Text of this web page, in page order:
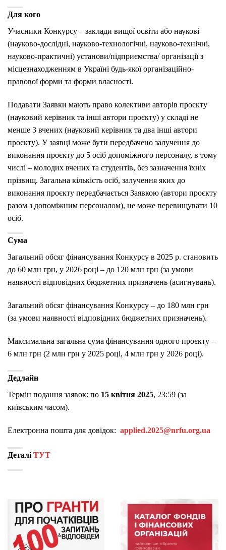
Для кого
Учасники Конкурсу – заклади вищої освіти або наукові
(науково-дослідні, науково-технологічні, науково-технічні,
науково-практичні) установи/підприємства/ організації з
місцезнаходженням в Україні будь-якої організаційно-
правової форми та форми власності.
Подавати Заявки мають право колективи авторів проєкту
(науковий керівник та інші автори проєкту) у складі не
менше 3 вчених (науковий керівник та два інші автори
проєкту). У заявці може бути передбачено залучення до
виконання проєкту до 5 осіб допоміжного персоналу, в тому
числі – молодих вчених та студентів, без зазначення їхніх
прізвищ. Загальна кількість осіб, залучення яких до
виконання проєкту передбачається Заявкою (автори проєкту
разом з допоміжним персоналом), не може перевищувати 10
осіб.
Сума
Загальний обсяг фінансування Конкурсу в 2025 р. становить
до 60 млн грн, у 2026 році – до 120 млн грн (за умови
наявності відповідних бюджетних призначень (асигнувань).
Загальний обсяг фінансування Конкурсу – до 180 млн грн
(за умови наявності відповідних бюджетних призначень).
Максимальна загальна сума фінансування одного проєкту –
6 млн грн (2 млн грн у 2025 році, 4 млн грн у 2026 році).
Дедлайн
Термін подання заявок: по 15 квітня 2025, 23:59 (за
київським часом).
Електронна пошта для довідок: applied.2025@nrfu.org.ua
Деталі ТУТ